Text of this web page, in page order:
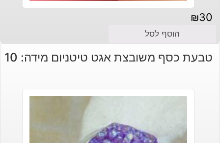
₪30
הוסף לסל
טבעת כסף משובצת אגט טיטניום מידה: 10